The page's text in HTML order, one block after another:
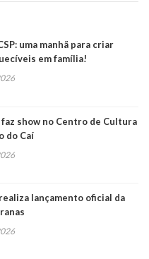
uma manhã para criar
em família!
show no Centro de Cultura
do Caí
lançamento oficial da